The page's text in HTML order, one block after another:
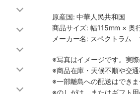
原産国: 中華人民共和国
商品サイズ: 幅115mm × 奥
メーカー名: スペクトラ
※写真はイメージです。実
※商品在庫・天候不順や交
※一部離島への配送はできま